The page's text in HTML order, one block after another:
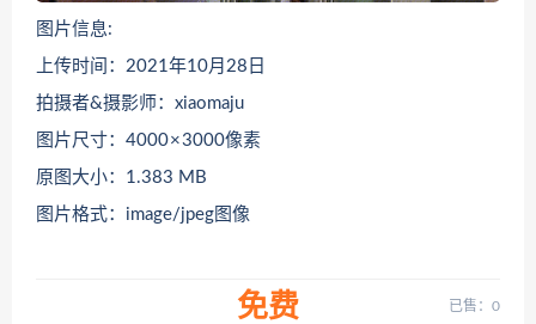
图片信息:
上传时间：2021年10月28日
拍摄者&摄影师：xiaomaju
图片尺寸：4000 × 3000像素
原图大小：1.383 MB
图片格式：image/jpeg图像
免费 已售：0